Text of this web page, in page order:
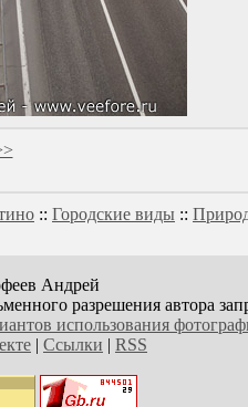
:: Городские виды ::
Андрей
разрешения автора
использования
| Ссылки | RSS